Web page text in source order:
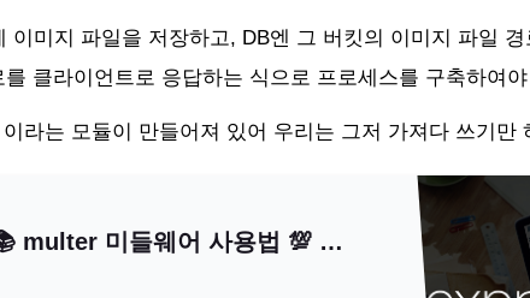
이미지 파일을 저장하고, DB엔 그 버킷의 이미지 파일
를 클라이언트로 응답하는 식으로 프로세스를 구축하여
라는 모듈이 만들어져 있어 우리는 그저 가져다 쓰기만
[EXPRESS] 📚 multer 미들웨어 사용법 💯 정리